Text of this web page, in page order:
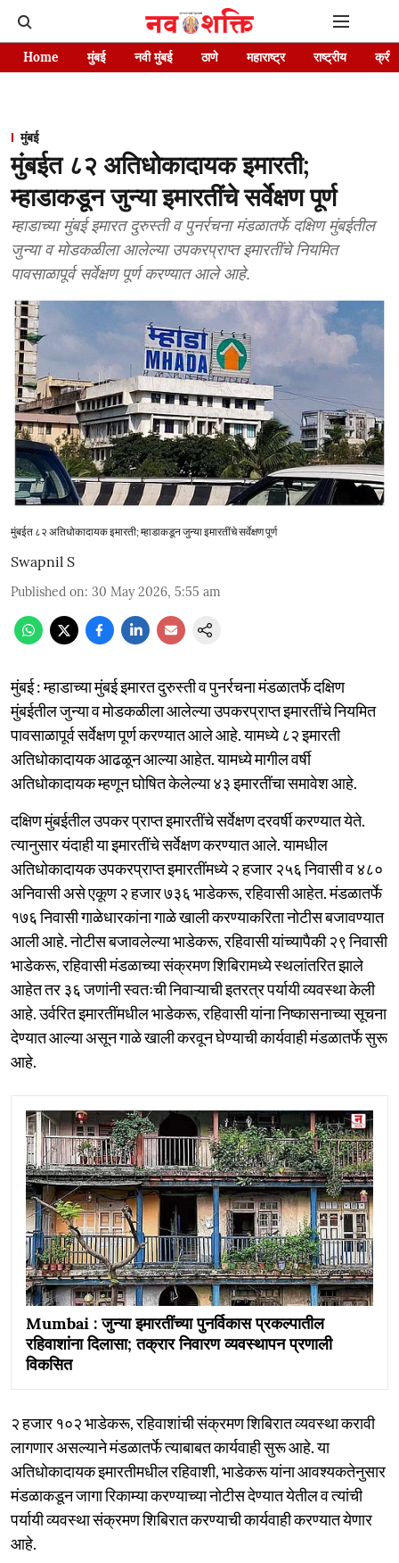
Home मुंबई नवी मुंबई ठाणे महाराष्ट्र राष्ट्रीय
मुंबई
मुंबईत ८२ अतिधोकादायक इमारती;
म्हाडाकडून जुन्या इमारतींचे सर्वेक्षण पूर्ण
म्हाडाच्या मुंबई इमारत दुरुस्ती व पुनर्रचना मंडळातर्फे दक्षिण मुंबईतील
जुन्या व मोडकळीला आलेल्या उपकरप्राप्त इमारतींचे नियमित
पावसाळापूर्व सर्वेक्षण पूर्ण करण्यात आले आहे.
मुंबईत ८२ अतिधोकादायक इमारती; म्हाडाकडून जुन्या इमारतींचे सर्वेक्षण पूर्ण
Swapnil S
Published on: 30 May 2026, 5:55 am
मुंबई : म्हाडाच्या मुंबई इमारत दुरुस्ती व पुनर्रचना मंडळातर्फे दक्षिण
मुंबईतील जुन्या व मोडकळीला आलेल्या उपकरप्राप्त इमारतींचे नियमित
पावसाळापूर्व सर्वेक्षण पूर्ण करण्यात आले आहे. यामध्ये ८२ इमारती
अतिधोकादायक आढळून आल्या आहेत. यामध्ये मागील वर्षी
अतिधोकादायक म्हणून घोषित केलेल्या ४३ इमारतींचा समावेश आहे.
दक्षिण मुंबईतील उपकर प्राप्त इमारतींचे सर्वेक्षण दरवर्षी करण्यात येते.
त्यानुसार यंदाही या इमारतींचे सर्वेक्षण करण्यात आले. यामधील
अतिधोकादायक उपकरप्राप्त इमारतींमध्ये २ हजार २५६ निवासी व ४८०
अनिवासी असे एकूण २ हजार ७३६ भाडेकरू, रहिवासी आहेत. मंडळातर्फे
१७६ निवासी गाळेधारकांना गाळे खाली करण्याकरिता नोटीस बजावण्यात
आली आहे. नोटीस बजावलेल्या भाडेकरू, रहिवासी यांच्यापैकी २९ निवासी
भाडेकरू, रहिवासी मंडळाच्या संक्रमण शिबिरामध्ये स्थलांतरित झाले
आहेत तर ३६ जणांनी स्वतःची निवाऱ्याची इतरत्र पर्यायी व्यवस्था केली
आहे. उर्वरित इमारतींमधील भाडेकरू, रहिवासी यांना निष्कासनाच्या सूचना
देण्यात आल्या असून गाळे खाली करवून घेण्याची कार्यवाही मंडळातर्फे सुरू
आहे.
Mumbai : जुन्या इमारतींच्या पुनर्विकास प्रकल्पातील
रहिवाशांना दिलासा; तक्रार निवारण व्यवस्थापन प्रणाली
विकसित
२ हजार १०२ भाडेकरू, रहिवाशांची संक्रमण शिबिरात व्यवस्था करावी
लागणार असल्याने मंडळातर्फे त्याबाबत कार्यवाही सुरू आहे. या
अतिधोकादायक इमारतीमधील रहिवाशी, भाडेकरू यांना आवश्यकतेनुसार
मंडळाकडून जागा रिकाम्या करण्याच्या नोटीस देण्यात येतील व त्यांची
पर्यायी व्यवस्था संक्रमण शिबिरात करण्याची कार्यवाही करण्यात येणार
आहे.